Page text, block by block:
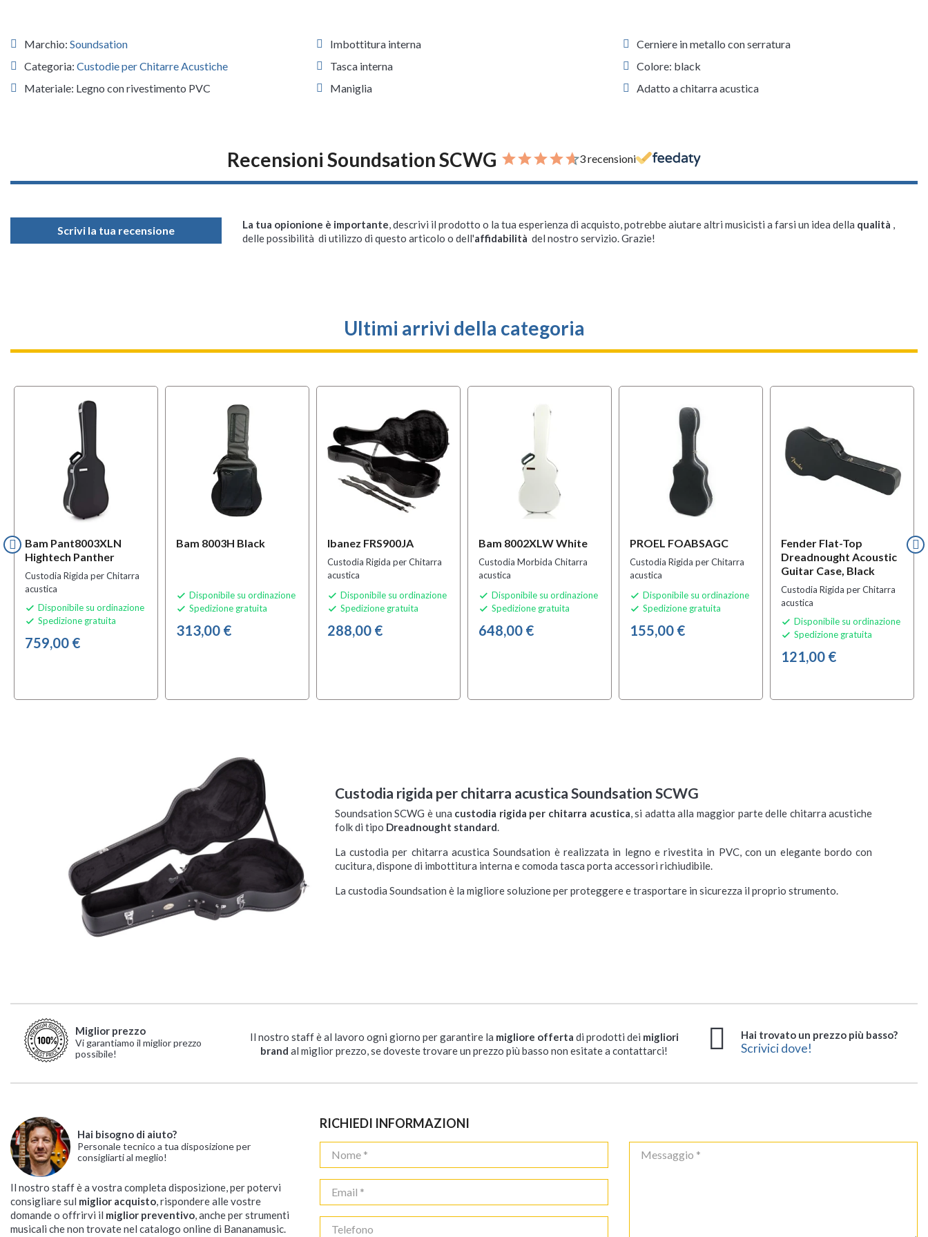
Marchio: Soundsation
Categoria: Custodie per Chitarre Acustiche
Materiale: Legno con rivestimento PVC
Imbottitura interna
Tasca interna
Maniglia
Cerniere in metallo con serratura
Colore: black
Adatto a chitarra acustica
Recensioni Soundsation SCWG 3 recensioni
Scrivi la tua recensione La tua opionione è importante, descrivi il prodotto o la tua esperienza di acquisto, potrebbe aiutare altri musicisti a farsi un idea della qualità ,
delle possibilità di utilizzo di questo articolo o dell'affidabilità del nostro servizio. Grazie!
Ultimi arrivi della categoria
Bam Pant8003XLN
Hightech Panther
Custodia Rigida per Chitarra
acustica
 Disponibile su ordinazione
 Spedizione gratuita
759,00 €
Bam 8003H Black
 Disponibile su ordinazione
 Spedizione gratuita
313,00 €
Ibanez FRS900JA
Custodia Rigida per Chitarra
acustica
 Disponibile su ordinazione
 Spedizione gratuita
288,00 €
Bam 8002XLW White
Custodia Morbida Chitarra
acustica
 Disponibile su ordinazione
 Spedizione gratuita
648,00 €
PROEL FOABSAGC
Custodia Rigida per Chitarra
acustica
 Disponibile su ordinazione
 Spedizione gratuita
155,00 €
Fender Flat-Top
Dreadnought Acoustic
Guitar Case, Black
Custodia Rigida per Chitarra
acustica
 Disponibile su ordinazione
 Spedizione gratuita
121,00 €
Custodia rigida per chitarra acustica Soundsation SCWG
Soundsation SCWG è una custodia rigida per chitarra acustica , si adatta alla maggior parte delle chitarra acustiche
folk di tipo Dreadnought standard
La custodia per chitarra acustica Soundsation è realizzata in legno e rivestita in PVC, con un elegante bordo con
cucitura, dispone di imbottitura interna e comoda tasca porta accessori richiudibile.
La custodia Soundsation è la migliore soluzione per proteggere e trasportare in sicurezza il proprio strumento.
Miglior prezzo
Vi garantiamo il miglior prezzo
possibile!
Il nostro staff è al lavoro ogni giorno per garantire la migliore offerta di prodotti dei migliori
brand al miglior prezzo, se doveste trovare un prezzo più basso non esitate a contattarci!
Hai trovato un prezzo più basso?
Scrivici dove!
Hai bisogno di aiuto?
Personale tecnico a tua disposizione per
consigliarti al meglio!
Il nostro staff è a vostra completa disposizione, per potervi
consigliare sul miglior acquisto, rispondere alle vostre
domande o offrirvi il miglior preventivo, anche per strumenti
musicali che non trovate nel catalogo online di Bananamusic.
RICHIEDI INFORMAZIONI